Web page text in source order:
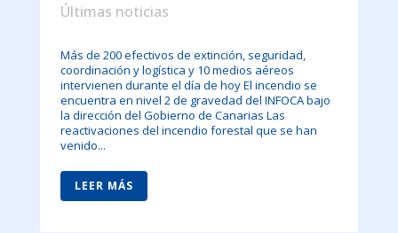
Últimas noticias
Más de 200 efectivos de extinción, seguridad,
coordinación y logística y 10 medios aéreos
intervienen durante el día de hoy El incendio se
encuentra en nivel 2 de gravedad del INFOCA bajo
la dirección del Gobierno de Canarias Las
reactivaciones del incendio forestal que se han
venido...
LEER MÁS